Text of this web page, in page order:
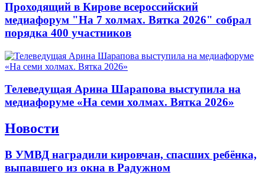
Проходящий в Кирове всероссийский
медиафорум "На 7 холмах. Вятка 2026" собрал
порядка 400 участников
Телеведущая Арина Шарапова выступила на
медиафоруме «На семи холмах. Вятка 2026»
Новости
В УМВД наградили кировчан, спасших ребёнка,
выпавшего из окна в Радужном